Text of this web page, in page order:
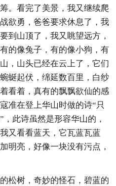
。看完了美景，我又继续爬
欲勇，爸爸要求休息了，我
到山顶了，我又眺望远方，
的像兔子，有的像小狗，有
，山头已经在云上了，它们
蜒起伏，绵延数百里，白纱
看着，真有的飘飘欲仙的感
准在登上华山时做的诗“只
此诗虽然是形容华山的，
又看看蓝天，它瓦蓝瓦蓝
明亮，好像一块没有污点，
松树，奇妙的怪石，碧蓝的